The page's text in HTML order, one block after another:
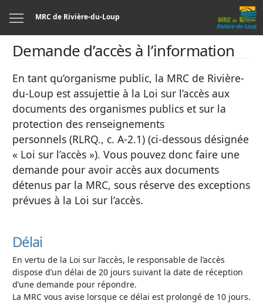
MRC de Rivière-du-Loup
Demande d’accès à l’information
En tant qu’organisme public, la MRC de Rivière-
du-Loup est assujettie à la Loi sur l’accès aux
documents des organismes publics et sur la
protection des renseignements
personnels (RLRQ., c. A-2.1) (ci-dessous désignée
« Loi sur l’accès »). Vous pouvez donc faire une
demande pour avoir accès aux documents
détenus par la MRC, sous réserve des exceptions
prévues à la Loi sur l’accès.
Délai
En vertu de la Loi sur l’accès, le responsable de l’accès
dispose d’un délai de 20 jours suivant la date de réception
d’une demande pour répondre.
La MRC vous avise lorsque ce délai est prolongé de 10 jours.